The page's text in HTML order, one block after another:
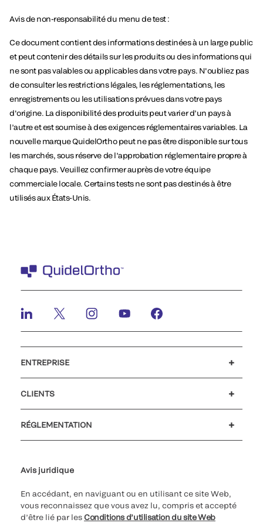
Avis de non-responsabilité du menu de test :
Ce document contient des informations destinées à un large public
et peut contenir des détails sur les produits ou des informations qui
ne sont pas valables ou applicables dans votre pays. N'oubliez pas
de consulter les restrictions légales, les réglementations, les
enregistrements ou les utilisations prévues dans votre pays
d'origine. La disponibilité des produits peut varier d’un pays à
l’autre et est soumise à des exigences réglementaires variables. La
nouvelle marque QuidelOrtho peut ne pas être disponible sur tous
les marchés, sous réserve de l’approbation réglementaire propre à
chaque pays. Veuillez confirmer auprès de votre équipe
commerciale locale. Certains tests ne sont pas destinés à être
utilisés aux États-Unis.
ENTREPRISE
CLIENTS
RÉGLEMENTATION
Avis juridique
En accédant, en naviguant ou en utilisant ce site Web,
vous reconnaissez que vous avez lu, compris et accepté
d’être lié par lesConditions d’utilisation du site Web